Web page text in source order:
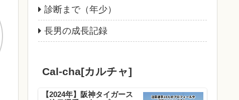
診断まで（年少）
長男の成長記録
Cal-cha[カルチャ]
【2024年】阪神タイガース